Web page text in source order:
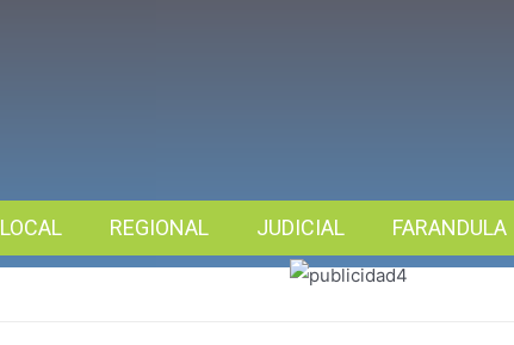
LOCAL REGIONAL JUDICIAL FARANDULA